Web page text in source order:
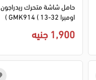
حامل شاشة متحرك ريدراجون
اومبرا GMK914 ( 13-32 )
1,900 جنيه